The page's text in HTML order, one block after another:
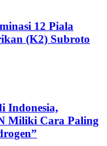
12 Piala
(K2) Subroto
Indonesia,
Miliki Cara Paling